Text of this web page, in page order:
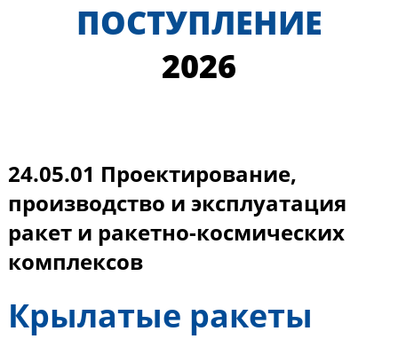
ПОСТУПЛЕНИЕ
2026
24.05.01 Проектирование,
производство и эксплуатация
ракет и ракетно-космических
комплексов
Крылатые ракеты